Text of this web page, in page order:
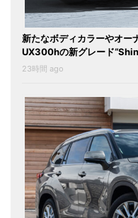
新たなボディカラーやオー
UX300hの新グレード
23時間 ago